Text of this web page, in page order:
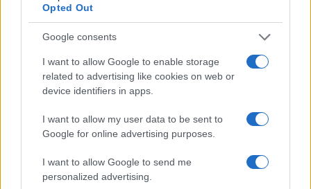
Opted Out
Google consents
I want to allow Google to enable storage
related to advertising like cookies on web or
device identifiers in apps.
I want to allow my user data to be sent to
Google for online advertising purposes.
I want to allow Google to send me
personalized advertising.
διαφήμιση για μελλοντικές πωλήσεις σε άλλες χώρες. Μικρό το
Η πιθανή συνεργασία Τούρκων και Ισπανών ίσως όμως
φέρει καρπούς σε τεχνολογίες ραντάρ, στα οποία η
Ισπανία έχει τεχνογνωσία. Εκεί είναι πρόβλημα για εμάς,
καθώς δεν θέλουμε οι γείτονες να έχουν στην φαρέτρα τους
ένα μαχητικό 6ης γενιάς (ή έστω 5+…) με ικανότατο ραντάρ.
Οπότε, συμπερασματικά, θα πρέπει να παραδεχθούμε ότι αφενός
ακόμα και η συζήτηση για Kaan είναι από μόνη της μια μεγάλη
επιτυχία, αφετέρου είναι κατάντια της Ισπανίας να καταλήγει να